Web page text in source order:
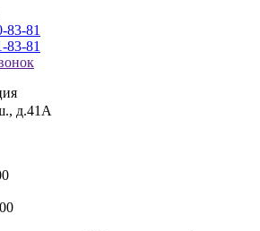
83-81
83-81
д.41А